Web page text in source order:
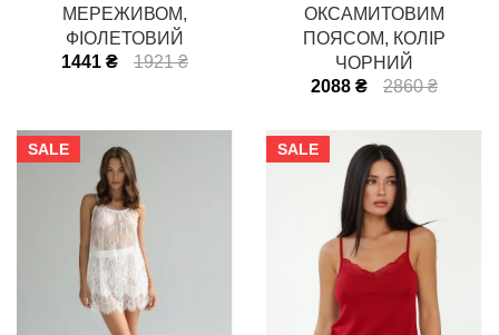
МЕРЕЖИВОМ,
ФІОЛЕТОВИЙ
1441 ₴
1921 ₴
ОКСАМИТОВИМ
ПОЯСОМ, КОЛІР
ЧОРНИЙ
2088 ₴
2860 ₴
SALE SALE